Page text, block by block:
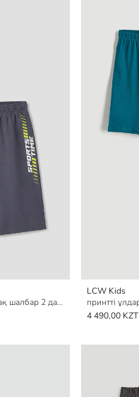
принтті ұлдарға арналған пижама шолақ шалбар 2 данадан тұратын pack
LCW Kids
4 490,00 KZT